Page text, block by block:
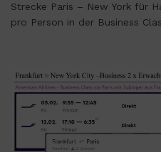
Strecke Paris – New York für
pro Person in der Business